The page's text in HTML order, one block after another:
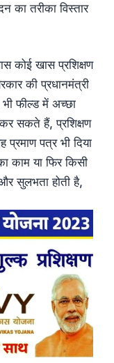
का तरीका विस्तार
कोई खास प्रशिक्षण
की प्रधानमंत्री
फील्ड में अच्छा
सकते हैं, प्रशिक्षण
प्रमाण पत्र भी दिया
काम या फिर किसी
सुलभता होती है,